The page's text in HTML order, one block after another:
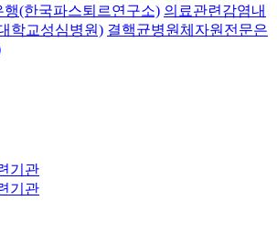
행(한국파스퇴르연구소) 의료관련감염내
학교성심병원) 결핵균병원체자원전문은
기관
기관